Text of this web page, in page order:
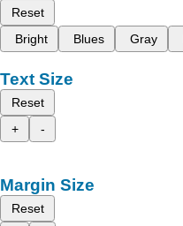
Reset
Bright
Blues Gray
Text Size
Reset
+
-
Margin Size
Reset